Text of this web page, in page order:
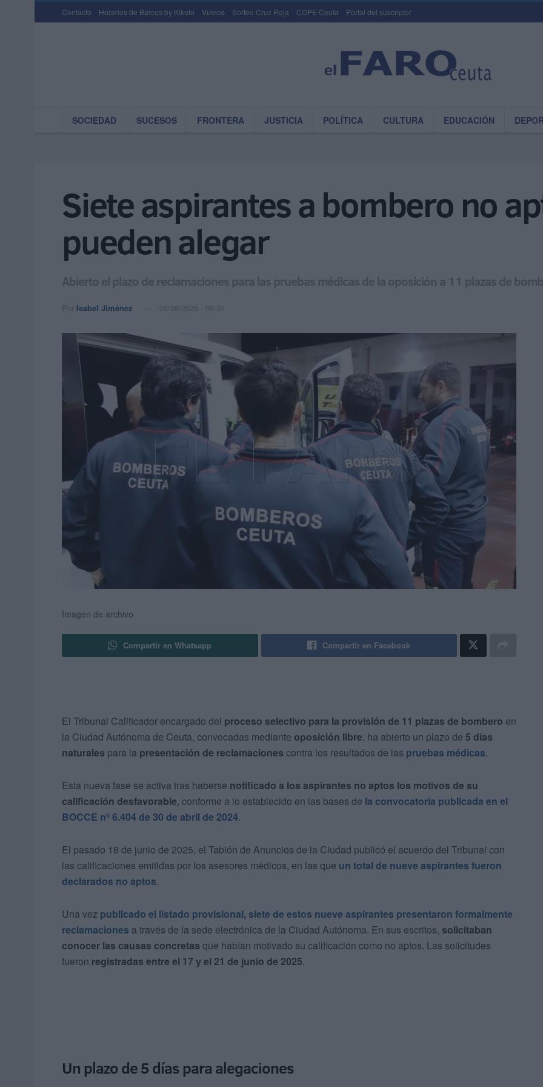
Contacto Horarios de Barcos by Kikoto Vuelos Sorteo Cruz Roja COPE Ceuta Portal del suscriptor
SOCIEDAD SUCESOS FRONTERA JUSTICIA POLÍTICA CULTURA EDUCACIÓN
Siete aspirantes a bombero no
pueden alegar
Abierto el plazo de reclamaciones para las pruebas médicas de la oposición a 11 plazas de
Por Isabel Jiménez 05/08/2025 - 09:37
Imagen de archivo
Compartir en Whatsapp Compartir en Facebook
El Tribunal Calificador encargado del proceso selectivo para la provisión de 11 plazas de bombero en
la Ciudad Autónoma de Ceuta, convocadas mediante oposición libre, ha abierto un plazo de 5 días
naturales para la presentación de reclamaciones contra los resultados de las pruebas médicas.
Esta nueva fase se activa tras haberse notificado a los aspirantes no aptos los motivos de su
calificación desfavorable, conforme a lo establecido en las bases de la convocatoria publicada en el
BOCCE nº 6.404 de 30 de abril de 2024.
El pasado 16 de junio de 2025, el Tablón de Anuncios de la Ciudad publicó el acuerdo del Tribunal con
las calificaciones emitidas por los asesores médicos, en las que un total de nueve aspirantes fueron
declarados no aptos.
Una vez publicado el listado provisional, siete de estos nueve aspirantes presentaron formalmente
reclamaciones a través de la sede electrónica de la Ciudad Autónoma. En sus escritos, solicitaban
conocer las causas concretas que habían motivado su calificación como no aptos. Las solicitudes
fueron registradas entre el 17 y el 21 de junio de 2025.
Un plazo de 5 días para alegaciones